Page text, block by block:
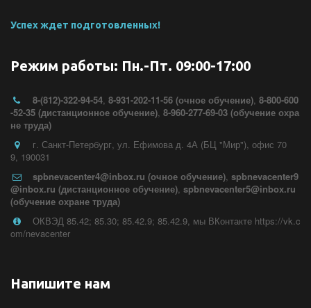
Успех ждет подготовленных!
Режим работы: Пн.-Пт. 09:00-17:00
8-(812)-322-94-54, 8-931-202-11-56 (очное обучение), 8-800-600
-52-35 (дистанционное обучение), 8-960-277-69-03 (обучение охра
не труда)
г. Санкт-Петербург, ул. Ефимова д. 4А (БЦ "Мир"), офис 70
9, 190031
spbnevacenter4@inbox.ru (очное обучение), spbnevacenter9
@inbox.ru (дистанционное обучение), spbnevacenter5@inbox.ru
(обучение охране труда)
ОКВЭД 85.42; 85.30; 85.42.9; 85.42.9, мы ВКонтакте https://vk.c
om/nevacenter
Напишите нам